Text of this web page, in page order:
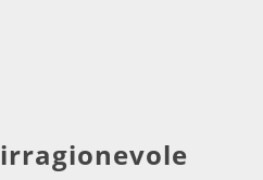
irragionevole